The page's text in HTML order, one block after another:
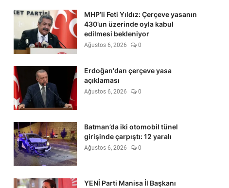
MHP’li Feti Yıldız: Çerçeve yasanın
430’un üzerinde oyla kabul
edilmesi bekleniyor
Ağustos 6, 2026 0
Erdoğan'dan çerçeve yasa
açıklaması
Ağustos 6, 2026 0
Batman’da iki otomobil tünel
girişinde çarpıştı: 12 yaralı
Ağustos 6, 2026 0
YENİ Parti Manisa İl Başkanı